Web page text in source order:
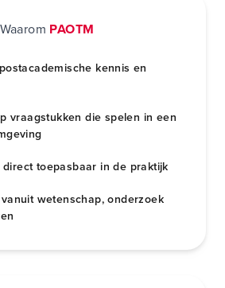
Waarom PAOTM
kennis en
vraagstukken die spelen in een
toepasbaar in de praktijk
wetenschap, onderzoek